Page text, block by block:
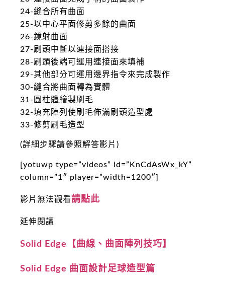
24-縫合所有曲面
25-以中心平面修剪多餘的曲面
26-鏡射曲面
27-刷頭中斷以連接面搭接
28-刷頭後端可運用連接面來填補
29-其他部分可運用邊界指令來完成製作
30-縫合將曲面轉為實體
31-圓柱體繪製刷毛
32-填充陣列使刷毛佈滿刷頭造型處
33-修剪刷毛造型
(詳細步驟請參照解答影片)
[yotuwp type=”videos” id=”KnCdAsWx_kY”
column=”1″ player=”width=1200″]
影片無法觀看請點此
延伸閱讀
Solid Edge【曲線、曲面陣列技巧】
Solid Edge 曲面設計足球造型篇